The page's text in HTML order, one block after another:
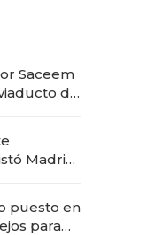
Saceem
de
Madrid:
apertura
puesto en
para